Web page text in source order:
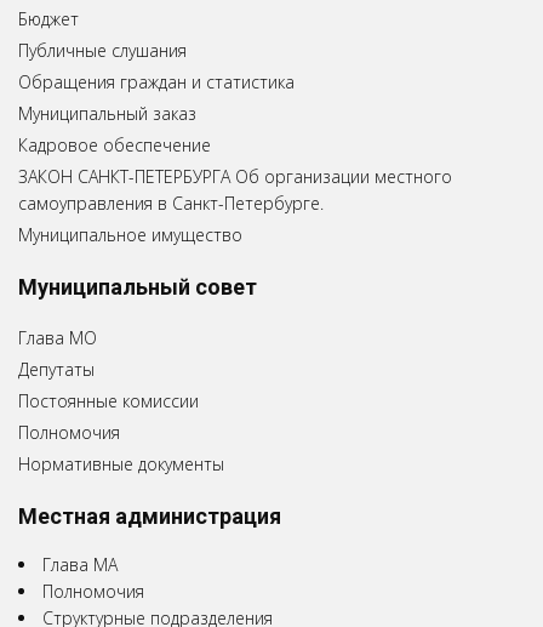
Бюджет
Публичные слушания
Обращения граждан и статистика
Муниципальный заказ
Кадровое обеспечение
ЗАКОН САНКТ-ПЕТЕРБУРГА Об организации местного
самоуправления в Санкт-Петербурге.
Муниципальное имущество
Муниципальный совет
Глава МО
Депутаты
Постоянные комиссии
Полномочия
Нормативные документы
Местная администрация
Глава МА
Полномочия
Структурные подразделения